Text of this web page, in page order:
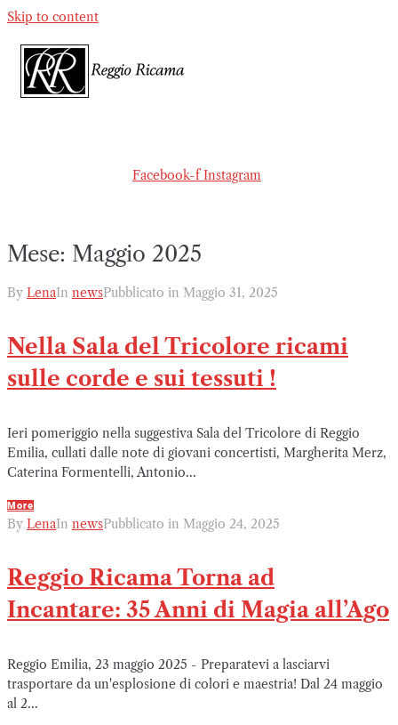
Skip to content
Facebook-f Instagram
Mese: Maggio 2025
By LenaIn newsPubblicato in Maggio 31, 2025
Nella Sala del Tricolore ricami
sulle corde e sui tessuti !
Ieri pomeriggio nella suggestiva Sala del Tricolore di Reggio
Emilia, cullati dalle note di giovani concertisti, Margherita Merz,
Caterina Formentelli, Antonio...
More
By LenaIn newsPubblicato in Maggio 24, 2025
Reggio Ricama Torna ad
Incantare: 35 Anni di Magia all’Ago
Reggio Emilia, 23 maggio 2025 - Preparatevi a lasciarvi
trasportare da un'esplosione di colori e maestria! Dal 24 maggio
al 2...